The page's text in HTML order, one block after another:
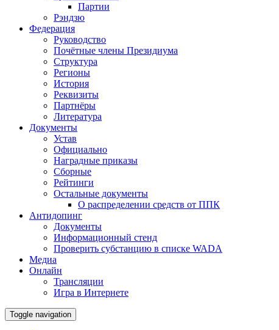
Партии
Рэндзю
Федерация
Руководство
Почётные члены Президиума
Структура
Регионы
История
Реквизиты
Партнёры
Литература
Документы
Устав
Официально
Наградные приказы
Сборные
Рейтинги
Остальные документы
О распределении средств от ППК
Антидопинг
Документы
Информационный стенд
Проверить субстанцию в списке WADA
Медиа
Онлайн
Трансляции
Игра в Интернете
Toggle navigation